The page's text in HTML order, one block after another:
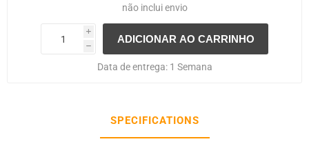
não incluienvio
i
h
Data de entrega: 1 Semana
SPECIFICATIONS